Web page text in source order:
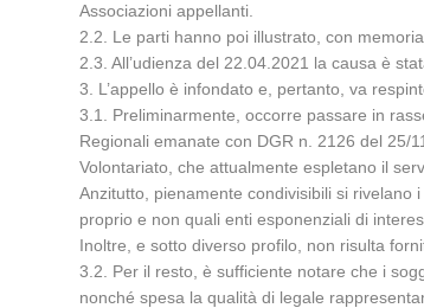
Associazioni appellanti.
2.2. Le parti hanno poi illustrato, con
2.3. All’udienza del 22.04.2021 la causa è
3. L’appello è infondato e, pertanto, va
3.1. Preliminarmente, occorre passare in
Regionali emanate con DGR n. 2126 del 25/
Volontariato, che attualmente espletano il
Anzitutto, pienamente condivisibili si rivelano
proprio e non quali enti esponenziali di
Inoltre, e sotto diverso profilo, non risulta
3.2. Per il resto, è sufficiente notare che i
nonché spesa la qualità di legale